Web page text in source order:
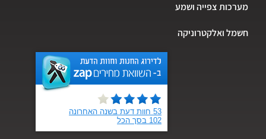
מערכות צפייה ושמע
חשמל ואלקטרוניקה